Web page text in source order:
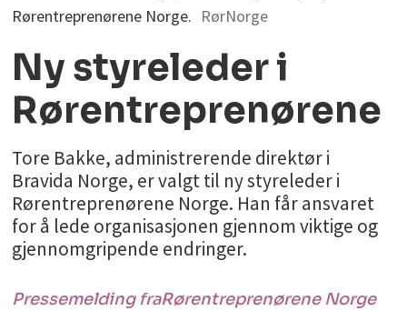
Rørentreprenørene Norge. RørNorge
Ny styreleder i
Rørentreprenørene
Tore Bakke, administrerende direktør i
Bravida Norge, er valgt til ny styreleder i
Rørentreprenørene Norge. Han får ansvaret
for å lede organisasjonen gjennom viktige og
gjennomgripende endringer.
Pressemelding fraRørentreprenørene Norge